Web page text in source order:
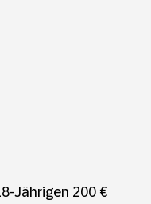
Jährigen 200 €